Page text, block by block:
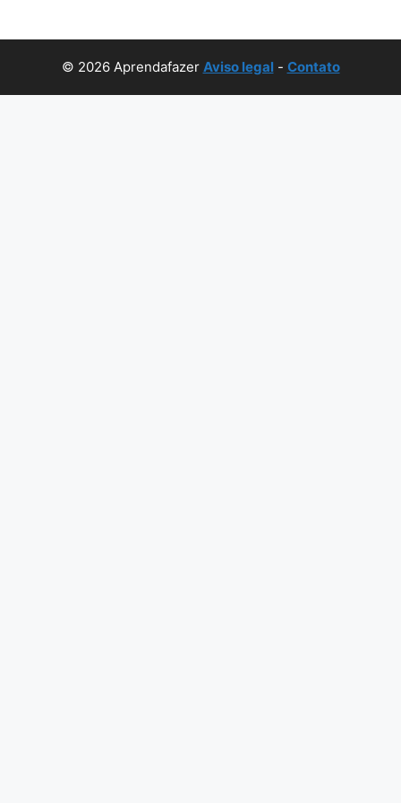
© 2026 Aprendafazer Aviso legal- Contato